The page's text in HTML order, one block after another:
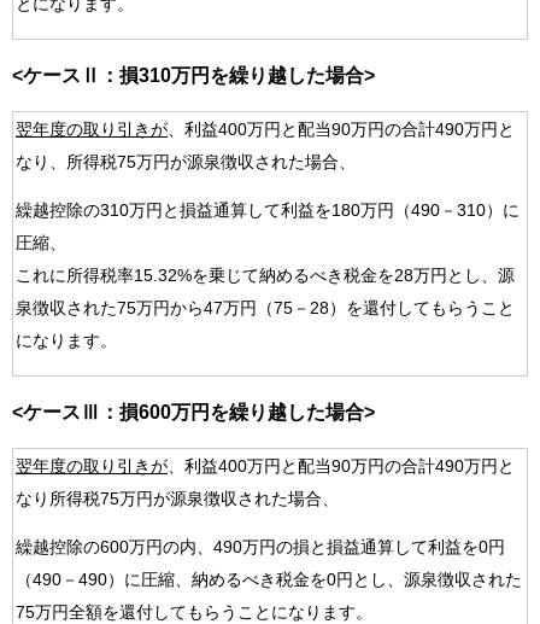
とになります。
<ケースⅡ：損310万円を繰り越した場合>
翌年度の取り引きが 、利益400万円と配当90万円の合計490万円と
なり、所得税75万円が源泉徴収された場合、
繰越控除の310万円と損益通算して利益を180万円（490－310）に
圧縮、
これに所得税率15.32%を乗じて納めるべき税金を28万円とし、源
泉徴収された75万円から47万円（75－28）を還付してもらうこと
になります。
<ケースⅢ：損600万円を繰り越した場合>
翌年度の取り引きが 、利益400万円と配当90万円の合計490万円と
なり所得税75万円が源泉徴収された場合、
繰越控除の600万円の内、490万円の損と損益通算して利益を0円
（490－490）に圧縮、納めるべき税金を0円とし、源泉徴収された
75万円全額を還付してもらうことになります。